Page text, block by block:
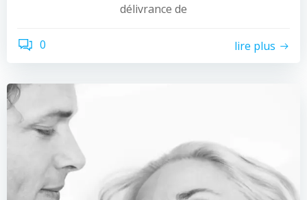
délivrance de
0 lire plus